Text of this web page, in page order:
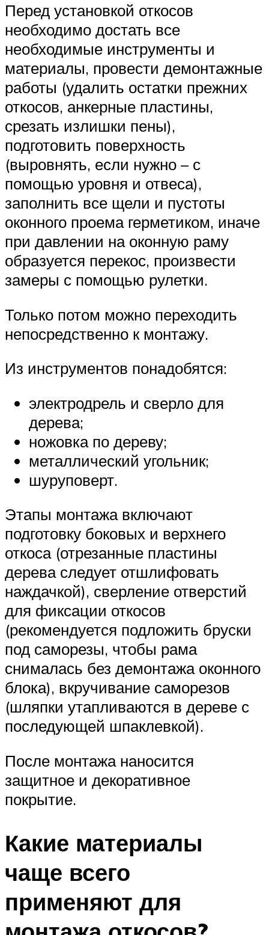
Перед установкой откосов
необходимо достать все
необходимые инструменты и
материалы, провести демонтажные
работы (удалить остатки прежних
откосов, анкерные пластины,
срезать излишки пены),
подготовить поверхность
(выровнять, если нужно – с
помощью уровня и отвеса),
заполнить все щели и пустоты
оконного проема герметиком, иначе
при давлении на оконную раму
образуется перекос, произвести
замеры с помощью рулетки.
Только потом можно переходить
непосредственно к монтажу.
Из инструментов понадобятся:
электродрель и сверло для
дерева;
ножовка по дереву;
металлический угольник;
шуруповерт.
Этапы монтажа включают
подготовку боковых и верхнего
откоса (отрезанные пластины
дерева следует отшлифовать
наждачкой), сверление отверстий
для фиксации откосов
(рекомендуется подложить бруски
под саморезы, чтобы рама
снималась без демонтажа оконного
блока), вкручивание саморезов
(шляпки утапливаются в дереве с
последующей шпаклевкой).
После монтажа наносится
защитное и декоративное
покрытие.
Какие материалы
чаще всего
применяют для